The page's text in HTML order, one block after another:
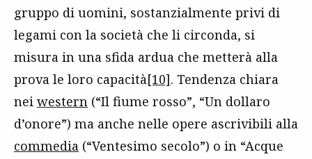
gruppo di uomini, sostanzialmente privi di
legami con la società che li circonda, si
misura in una sfida ardua che metterà alla
prova le loro capacità[10]. Tendenza chiara
nei western (“Il fiume rosso”, “Un dollaro
d’onore”) ma anche nelle opere ascrivibili alla
commedia (“Ventesimo secolo”) o in “Acque